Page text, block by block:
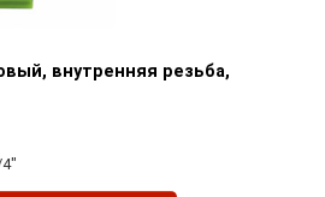
товара
внутренняя резьба,